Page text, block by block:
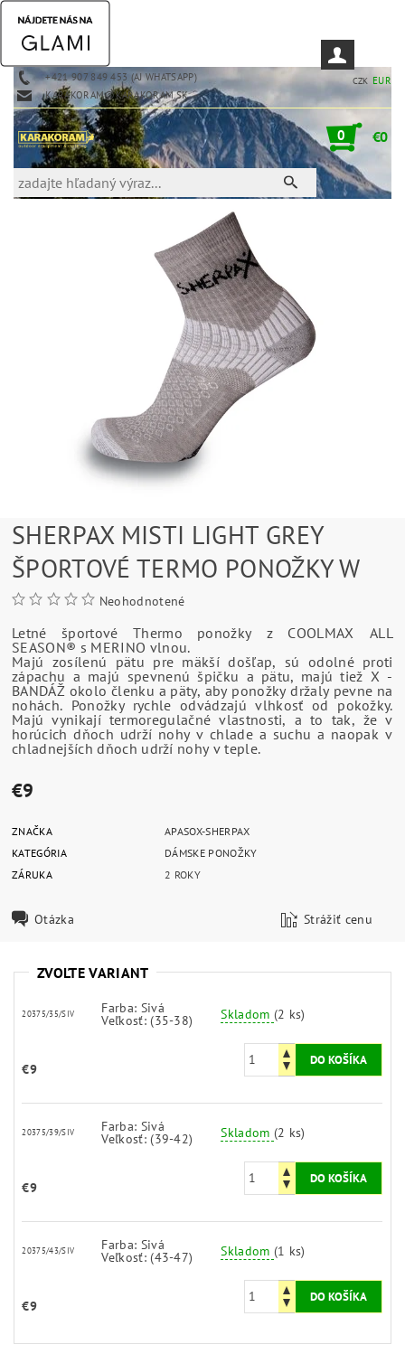
+421 907 849 453 (AJ WHATSAPP)
KARAKORAM@KARAKORAM.SK
CZK EUR
0 €0
SHERPAX MISTI LIGHT GREY
ŠPORTOVÉ TERMO PONOŽKY W
Neohodnotené
Letné športové Thermo ponožky z COOLMAX ALL
SEASON® s MERINO vlnou.
Majú zosílenú pätu pre mäkší došľap, sú odolné proti
zápachu a majú spevnenú špičku a pätu, majú tiež X -
BANDÁŽ okolo členku a päty, aby ponožky držaly pevne na
nohách. Ponožky rychle odvádzajú vlhkosť od pokožky.
Majú vynikají termoregulačné vlastnosti, a to tak, že v
horúcich dňoch udrží nohy v chlade a suchu a naopak v
chladnejších dňoch udrží nohy v teple.
€9
ZNAČKA
APASOX-SHERPAX
KATEGÓRIA
DÁMSKE PONOŽKY
ZÁRUKA
2 ROKY
Otázka Strážiť cenu
ZVOĽTE VARIANT
20375/35/SIV Farba: Sivá
Veľkosť: (35-38) Skladom (2 ks)
€9
20375/39/SIV Farba: Sivá
Veľkosť: (39-42) Skladom (2 ks)
€9
20375/43/SIV Farba: Sivá
Veľkosť: (43-47) Skladom (1 ks)
€9